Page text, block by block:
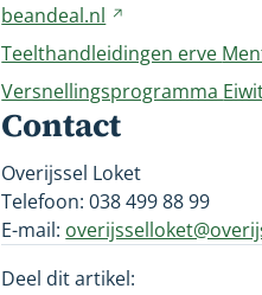
beandeal.nl
naar
een
andere
Teelthandleidingen erve
Versnellingsprogramma
Contact
Overijssel Loket
Telefoon: 038 499 88 99
E-mail:
Deel dit artikel: